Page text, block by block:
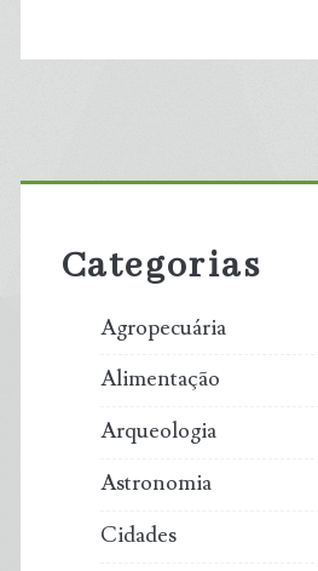
Primary
Sidebar
Categorias
Agropecuária
Alimentação
Arqueologia
Astronomia
Cidades